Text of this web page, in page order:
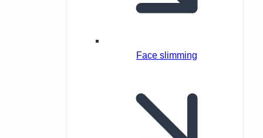
Face slimming